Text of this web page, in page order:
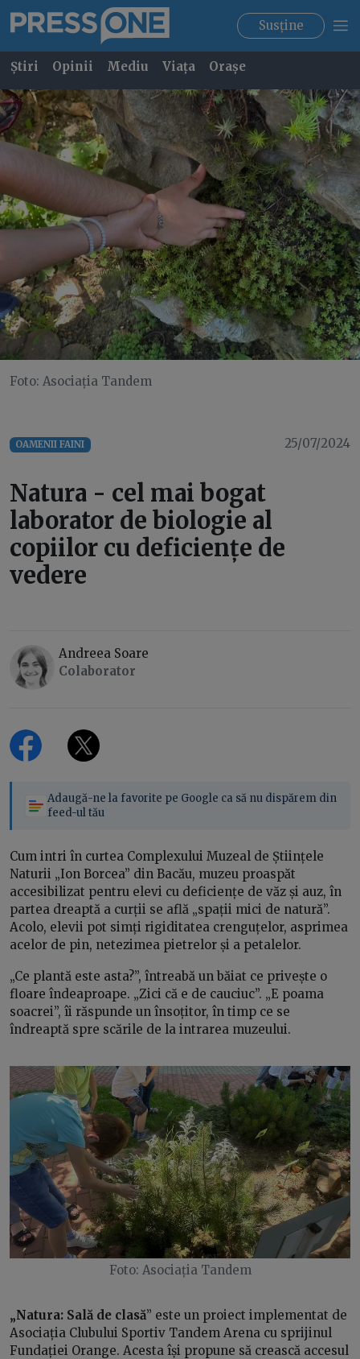
Susține
Știri Opinii Mediu Viața Orașe
Foto: Asociația Tandem
OAMENII FAINI 25/07/2024
Natura - cel mai bogat
laborator de biologie al
copiilor cu deficiențe de
vedere
Andreea Soare
Colaborator
Adaugă-ne la favorite pe Google ca să nu dispărem din
feed-ul tău
Cum intri în curtea Complexului Muzeal de Științele
Naturii „Ion Borcea” din Bacău, muzeu proaspăt
accesibilizat pentru elevi cu deficiențe de văz și auz, în
partea dreaptă a curții se află „spații mici de natură”.
Acolo, elevii pot simți rigiditatea crenguțelor, asprimea
acelor de pin, netezimea pietrelor și a petalelor.
„Ce plantă este asta?”, întreabă un băiat ce privește o
floare îndeaproape. „Zici că e de cauciuc”. „E poama
soacrei”, îi răspunde un însoțitor, în timp ce se
îndreaptă spre scările de la intrarea muzeului.
Foto: Asociația Tandem
„Natura: Sală de clasă” este un proiect implementat de
Asociația Clubului Sportiv Tandem Arena cu sprijinul
Fundației Orange. Acesta își propune să crească accesul